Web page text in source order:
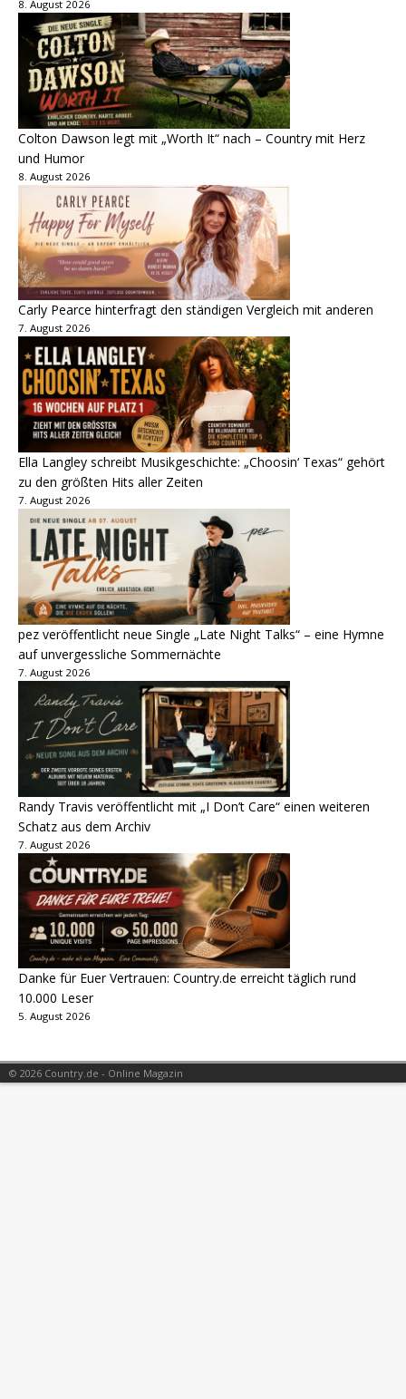
8. August 2026
Colton Dawson legt mit „Worth It“ nach – Country mit Herz
und Humor
8. August 2026
Carly Pearce hinterfragt den ständigen Vergleich mit anderen
7. August 2026
Ella Langley schreibt Musikgeschichte: „Choosin‘ Texas“ gehört
zu den größten Hits aller Zeiten
7. August 2026
pez veröffentlicht neue Single „Late Night Talks“ – eine Hymne
auf unvergessliche Sommernächte
7. August 2026
Randy Travis veröffentlicht mit „I Don’t Care“ einen weiteren
Schatz aus dem Archiv
7. August 2026
Danke für Euer Vertrauen: Country.de erreicht täglich rund
10.000 Leser
5. August 2026
© 2026 Country.de - Online Magazin